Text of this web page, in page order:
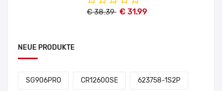
€ 38.39 € 31.99
NEUE PRODUKTE
SG906PRO CR12600SE 623758-1S2P